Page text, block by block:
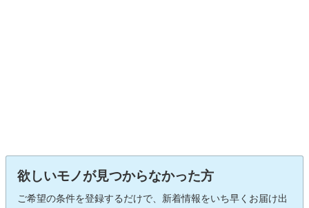
欲しいモノが見つからなかった方
ご希望の条件を登録するだけで、新着情報をいち早くお届け出